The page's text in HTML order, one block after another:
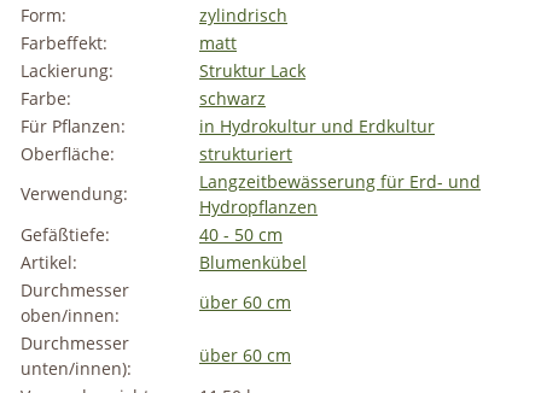
Form:
zylindrisch
Farbeffekt:
matt
Lackierung:
Struktur Lack
Farbe:
schwarz
Für Pflanzen:
in Hydrokultur und Erdkultur
Oberfläche:
strukturiert
Verwendung:
Langzeitbewässerung für Erd- und
Hydropflanzen
Gefäßtiefe:
40 - 50 cm
Artikel:
Blumenkübel
Durchmesser
oben/innen:
über 60 cm
Durchmesser
unten/innen):
über 60 cm